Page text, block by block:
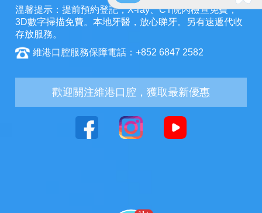
溫馨提示：提前預約登記，X-ray、CT院內檢查免費，
3D數字掃描免費。本地牙醫，放心睇牙。另有速遞代收
存放服務。
維港口腔服務保障電話：+852 6847 2582
歡迎關注維港口腔，獲取最新優惠